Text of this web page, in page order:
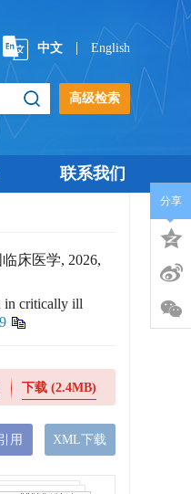
中文 | English
高级检索
联系我们
床医学, 2026,
in critically ill
下载 (2.4MB)
用 XML下载
分享